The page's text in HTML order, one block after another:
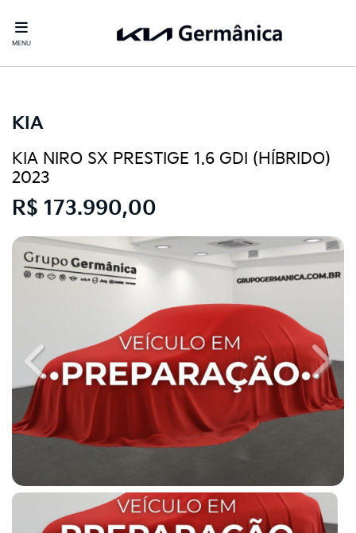
MENU
KIA
KIA NIRO SX PRESTIGE 1.6 GDI (HÍBRIDO)
2023
R$ 173.990,00
Previous Next